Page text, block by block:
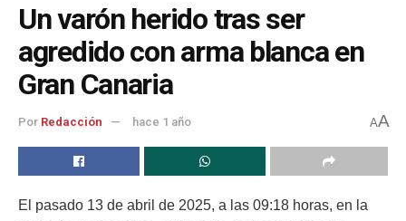
Un varón herido tras ser
agredido con arma blanca en
Gran Canaria
Por Redacción hace 1 año AA
El pasado 13 de abril de 2025, a las 09:18 horas, en la